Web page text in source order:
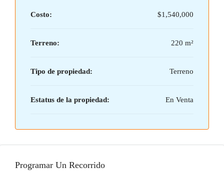
Costo: $1,540,000
Terreno: 220 m²
Tipo de propiedad: Terreno
Estatus de la propiedad: En Venta
Programar Un Recorrido